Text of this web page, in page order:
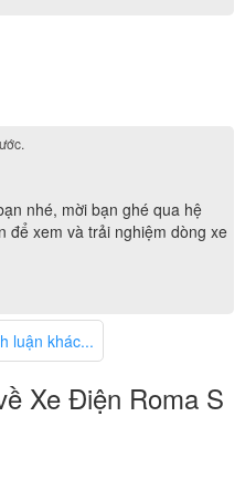
nhé, mời bạn ghé qua hệ
để xem và trải nghiệm dòng xe
luận khác...
Xe Điện Roma S